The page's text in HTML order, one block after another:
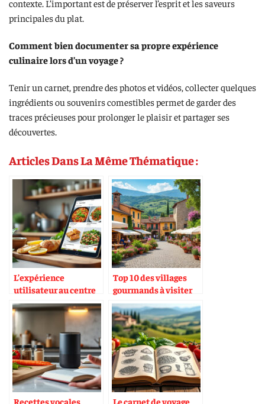
contexte. L’important est de préserver l’esprit et les saveurs
principales du plat.
Comment bien documenter sa propre expérience
culinaire lors d’un voyage ?
Tenir un carnet, prendre des photos et vidéos, collecter quelques
ingrédients ou souvenirs comestibles permet de garder des
traces précieuses pour prolonger le plaisir et partager ses
découvertes.
Articles Dans La Même Thématique :
L’expérience
utilisateur au centre
des applis recettes
Top 10 des villages
gourmands à visiter
en Italie
Recettes vocales Le carnet de voyage